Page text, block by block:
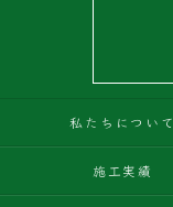
私たちについて
施工実績